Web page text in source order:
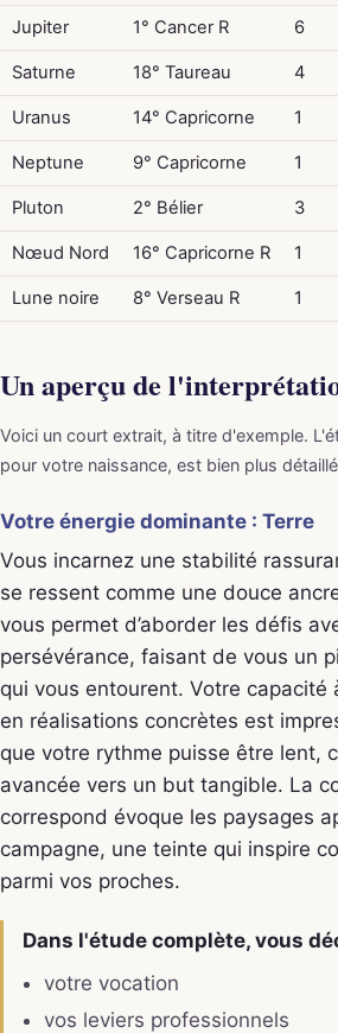
Jupiter 1° Cancer R 6
Saturne 18° Taureau 4
Uranus 14° Capricorne 1
Neptune 9° Capricorne 1
Pluton 2° Bélier 3
Nœud Nord 16° Capricorne R 1
Lune noire 8° Verseau R 1
Un aperçu de
Voici un court extrait, à titre d'exemple.
pour votre naissance, est bien plus
Votre énergie dominante : Terre
Vous incarnez une stabilité
se ressent comme une douce
vous permet d’aborder les défis
persévérance, faisant de vous un
qui vous entourent. Votre capacité
en réalisations concrètes est
que votre rythme puisse être lent,
avancée vers un but tangible. La
correspond évoque les paysages
campagne, une teinte qui inspire
parmi vos proches.
Dans l'étude complète, vous
votre vocation
vos leviers professionnels